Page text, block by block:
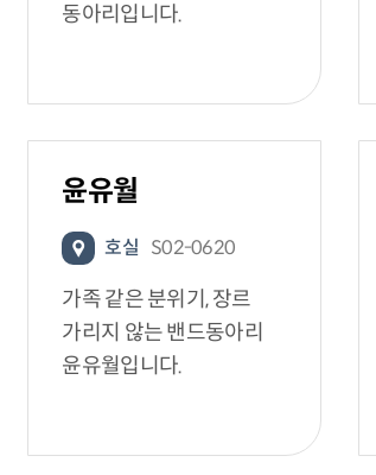
동아리입니다.
윤유월
호실 S02-0620
가족 같은 분위기, 장르
가리지 않는 밴드동아리
윤유월입니다.